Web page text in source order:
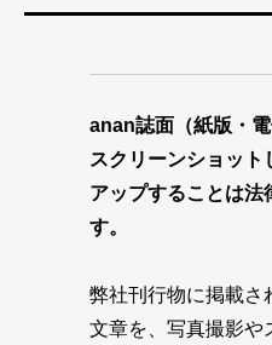
anan誌面（紙版・
スクリーンショッ
アップすることは法
す。
弊社刊行物に掲載さ
文章を、写真撮影や